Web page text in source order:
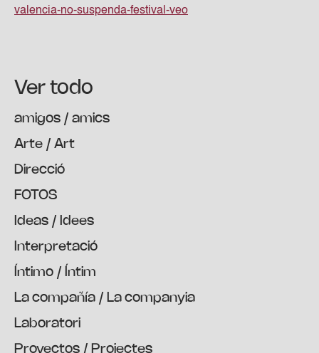
Ver todo
amigos / amics
Arte / Art
Direcció
FOTOS
Ideas / Idees
Interpretació
Íntimo / Íntim
La compañía / La companyia
Laboratori
Proyectos / Projectes
valencia-no-suspenda-festival-veo